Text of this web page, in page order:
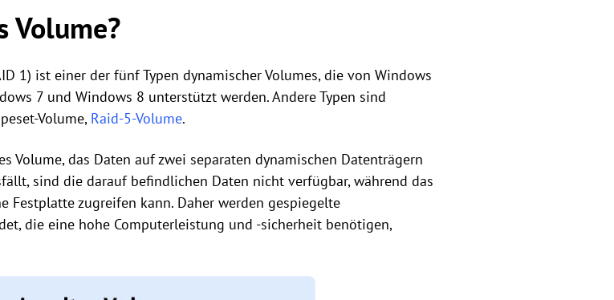
Volume?
1) ist einer der fünf Typen dynamischer Volumes, die von Windows
7 und Windows 8 unterstützt werden. Andere Typen sind
Volume, Raid-5-Volume.
Volume, das Daten auf zwei separaten dynamischen Datenträgern
sind die darauf befindlichen Daten nicht verfügbar, während das
Festplatte zugreifen kann. Daher werden gespiegelte
die eine hohe Computerleistung und -sicherheit benötigen,